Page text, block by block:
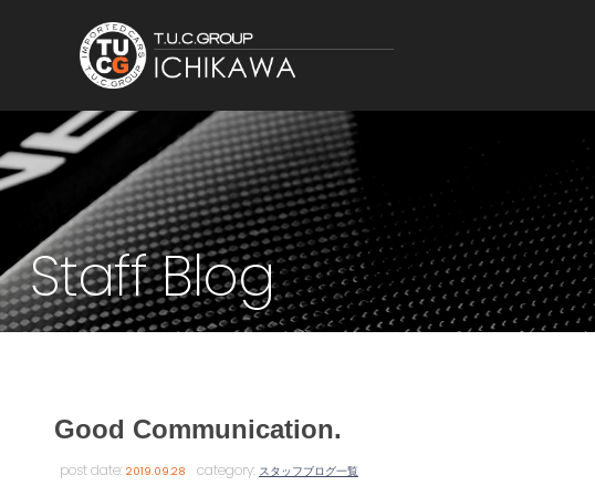
Staff Blog
Good Communication.
post date:2019.09.28 category: スタッフブログ一覧